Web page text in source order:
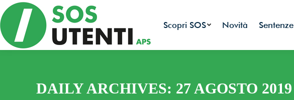
Scopri SOS Novità Sentenze
DAILY ARCHIVES: 27 AGOSTO 2019